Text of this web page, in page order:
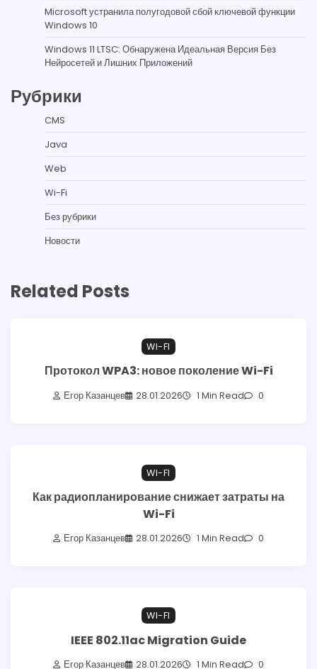
Microsoft устранила полугодовой сбой ключевой функции
Windows 10
Windows 11 LTSC: Обнаружена Идеальная Версия Без
Нейросетей и Лишних Приложений
Рубрики
CMS
Java
Web
Wi-Fi
Без рубрики
Новости
Related Posts
WI-FI
Протокол WPA3: новое поколение Wi-Fi
Егор Казанцев 28.01.2026 1 Min Read 0
WI-FI
Как радиопланирование снижает затраты на
Wi-Fi
Егор Казанцев 28.01.2026 1 Min Read 0
WI-FI
IEEE 802.11ac Migration Guide
Егор Казанцев 28.01.2026 1 Min Read 0